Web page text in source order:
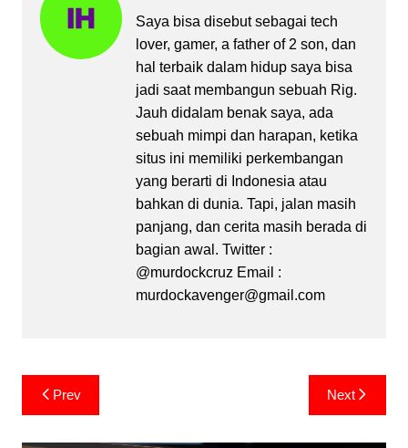
Saya bisa disebut sebagai tech
lover, gamer, a father of 2 son, dan
hal terbaik dalam hidup saya bisa
jadi saat membangun sebuah Rig.
Jauh didalam benak saya, ada
sebuah mimpi dan harapan, ketika
situs ini memiliki perkembangan
yang berarti di Indonesia atau
bahkan di dunia. Tapi, jalan masih
panjang, dan cerita masih berada di
bagian awal. Twitter :
@murdockcruz Email :
murdockavenger@gmail.com
Post
navigation
Prev Next